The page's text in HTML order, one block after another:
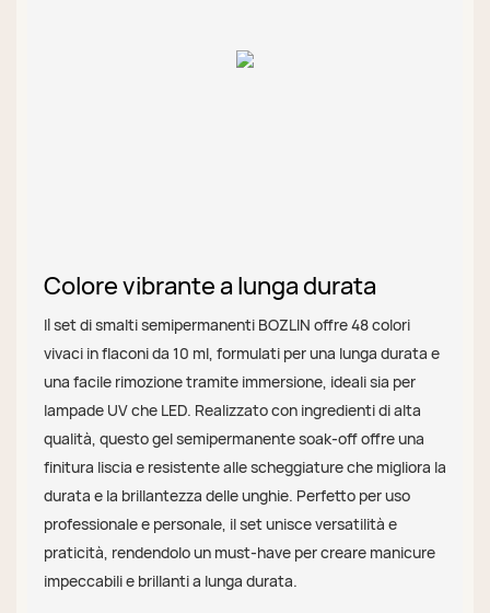
Colore vibrante a lunga durata
Il set di smalti semipermanenti BOZLIN offre 48 colori
vivaci in flaconi da 10 ml, formulati per una lunga durata e
una facile rimozione tramite immersione, ideali sia per
lampade UV che LED. Realizzato con ingredienti di alta
qualità, questo gel semipermanente soak-off offre una
finitura liscia e resistente alle scheggiature che migliora la
durata e la brillantezza delle unghie. Perfetto per uso
professionale e personale, il set unisce versatilità e
praticità, rendendolo un must-have per creare manicure
impeccabili e brillanti a lunga durata.